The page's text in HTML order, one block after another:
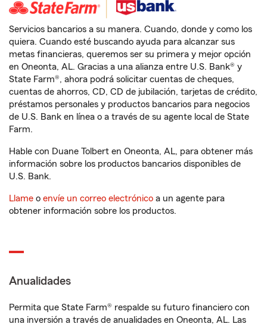
Servicios bancarios a su manera. Cuando, donde y como los
quiera. Cuando esté buscando ayuda para alcanzar sus
metas financieras, queremos ser su primera y mejor opción
en Oneonta, AL. Gracias a una alianza entre U.S. Bank® y
State Farm®, ahora podrá solicitar cuentas de cheques,
cuentas de ahorros, CD, CD de jubilación, tarjetas de crédito,
préstamos personales y productos bancarios para negocios
de U.S. Bank en línea o a través de su agente local de State
Farm.
Hable con Duane Tolbert en Oneonta, AL, para obtener más
información sobre los productos bancarios disponibles de
U.S. Bank.
Llame o envíe un correo electrónico a un agente para
obtener información sobre los productos.
Anualidades
Permita que State Farm® respalde su futuro financiero con
una inversión a través de anualidades en Oneonta, AL. Las